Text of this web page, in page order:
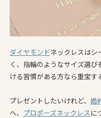
ダイヤモンドネックレスはシ
く、指輪のようなサイズ選
ける習慣がある方なら重宝す
プレゼントしたいけれど、 婚
へ、 プロポーズネックレスに